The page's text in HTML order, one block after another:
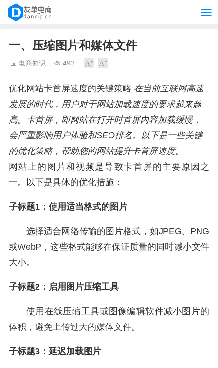
一、压缩图片和媒体文件
电商知识 492
优化网站卡首屏速度的关键策略 在当前互联网高速
发展的时代，用户对于网站加载速度的要求越来越
高。卡首屏，即网站在打开时首屏内容加载缓慢，
会严重影响用户体验和SEO排名。以下是一些关键
的优化策略，帮助您的网站提升卡首屏速度。
网站上的图片和视频是导致卡首屏的主要原因之
一。以下是具体的优化措施：
子标题1：使用适当格式的图片
选择适合网络传输的图片格式，如JPEG、PNG
或WebP，这些格式能够在保证质量的同时减小文件
大小。
子标题2：启用图片压缩工具
使用在线压缩工具或图像编辑软件减小图片的
体积，避免上传过大的媒体文件。
子标题3：延迟加载图片